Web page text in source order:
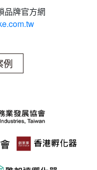
品牌官方網
例